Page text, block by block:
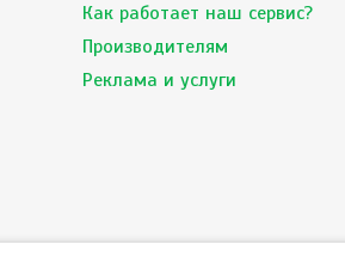
Как работает наш сервис?
Производителям
Реклама и услуги